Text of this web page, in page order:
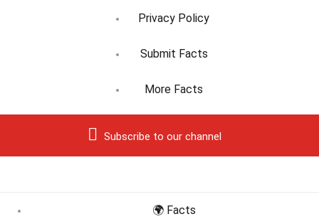
Privacy Policy
Submit Facts
More Facts
Subscribe to our channel
🌍 Facts